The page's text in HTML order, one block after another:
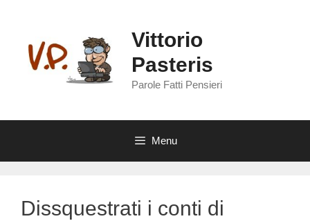
contenuto
Vittorio
Pasteris
Parole Fatti Pensieri
Menu
Dissquestrati i conti di